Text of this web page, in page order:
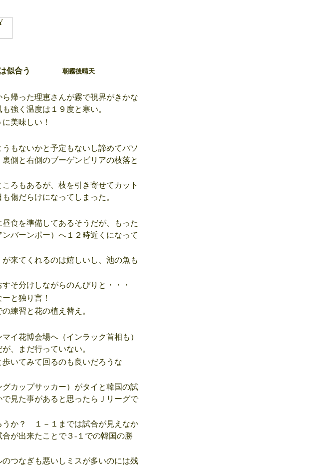
には似合う 朝霧後晴天
帰った理恵さんが霧で視界がきかな
強く温度は１９度と寒い。
美味しい！
もないかと予定もないし諦めてパソ
側と右側のブーゲンビリアの枝落と
ろもあるが、枝を引き寄せてカット
傷だらけになってしまった。
食を準備してあるそうだが、もった
バーンポー）へ１２時近くになって
来てくれるのは嬉しいし、池の魚も
そ分けしながらのんびりと・・・
と独り言！
練習と花の植え替え。
イ花博会場へ（インラック首相も）
、まだ行っていない。
いてみて回るのも良いだろうな
カップサッカー）がタイと韓国の試
見た事があると思ったらＪリーグで
か？ １－１までは試合が見えなか
が出来たことで３-１での韓国の勝
つなぎも悪いしミスが多いのには残